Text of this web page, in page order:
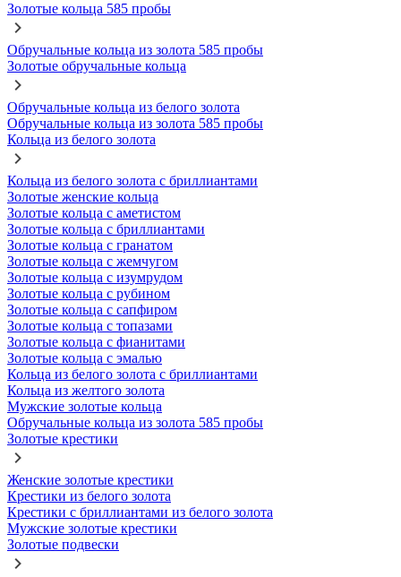
Золотые кольца 585 пробы
Обручальные кольца из золота 585 пробы
Золотые обручальные кольца
Обручальные кольца из белого золота
Обручальные кольца из золота 585 пробы
Кольца из белого золота
Кольца из белого золота с бриллиантами
Золотые женские кольца
Золотые кольца с аметистом
Золотые кольца с бриллиантами
Золотые кольца с гранатом
Золотые кольца с жемчугом
Золотые кольца с изумрудом
Золотые кольца с рубином
Золотые кольца с сапфиром
Золотые кольца с топазами
Золотые кольца с фианитами
Золотые кольца с эмалью
Кольца из белого золота с бриллиантами
Кольца из желтого золота
Мужские золотые кольца
Обручальные кольца из золота 585 пробы
Золотые крестики
Женские золотые крестики
Крестики из белого золота
Крестики с бриллиантами из белого золота
Мужские золотые крестики
Золотые подвески